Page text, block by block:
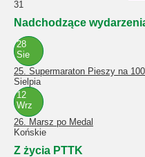
31
Nadchodzące
28
Sie
25. Supermaraton Pieszy na
Sielpia
12
Wrz
26. Marsz po Medal
Końskie
Z życia PTTK